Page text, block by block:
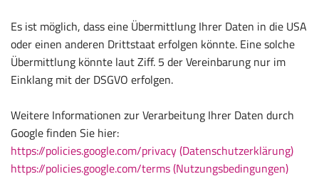
Es ist möglich, dass eine Übermittlung Ihrer Daten in die USA
oder einen anderen Drittstaat erfolgen könnte. Eine solche
Übermittlung könnte laut Ziff. 5 der Vereinbarung nur im
Einklang mit der DSGVO erfolgen.
Weitere Informationen zur Verarbeitung Ihrer Daten durch
Google finden Sie hier:
https://policies.google.com/privacy (Datenschutzerklärung)
https://policies.google.com/terms (Nutzungsbedingungen)